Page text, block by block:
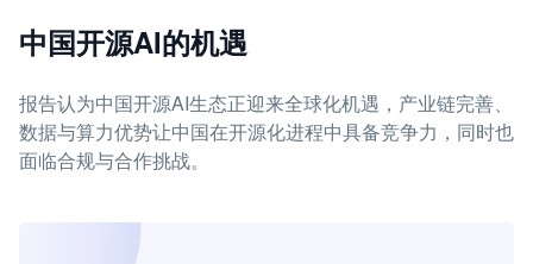
中国开源AI的机遇
报告认为中国开源AI生态正迎来全球化机遇，产业链完善、
数据与算力优势让中国在开源化进程中具备竞争力，同时也
面临合规与合作挑战。